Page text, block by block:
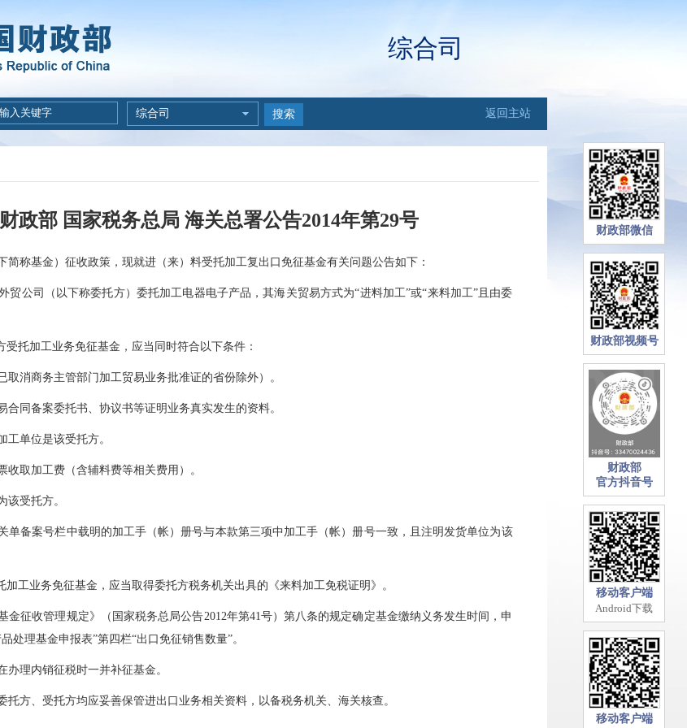
财政部微信
财政部视频号
财政部
官方抖音号
移动客户端
Android下载
移动客户端
综合司
综合司 搜索 返回主站
政部 国家税务总局 海关总署公告2014年第29号
基金）征收政策，现就进（来）料受托加工复出口免征基金有关问题公告如下：
公司（以下称委托方）委托加工电器电子产品，其海关贸易方式为“进料加工”或“来料加工”且由委
托加工业务免征基金，应当同时符合以下条件：
商务主管部门加工贸易业务批准证的省份除外）。
备案委托书、协议书等证明业务真实发生的资料。
单位是该受托方。
取加工费（含辅料费等相关费用）。
受托方。
备案号栏中载明的加工手（帐）册号与本款第三项中加工手（帐）册号一致，且注明发货单位为该
业务免征基金，应当取得委托方税务机关出具的《来料加工免税证明》。
收管理规定》（国家税务总局公告2012年第41号）第八条的规定确定基金缴纳义务发生时间，申
处理基金申报表”第四栏“出口免征销售数量”。
理内销征税时一并补征基金。
、受托方均应妥善保管进出口业务相关资料，以备税务机关、海关核查。